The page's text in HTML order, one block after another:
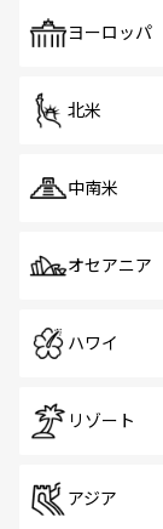
で、
ヨーロッパ
北米
中南米
オセアニア
ハワイ
リゾート
アジア